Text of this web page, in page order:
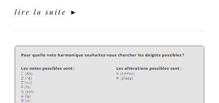
lire la suite ►